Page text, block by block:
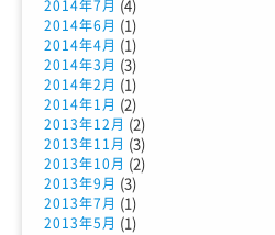
2014年7月 (4)
2014年6月 (1)
2014年4月 (1)
2014年3月 (3)
2014年2月 (1)
2014年1月 (2)
2013年12月 (2)
2013年11月 (3)
2013年10月 (2)
2013年9月 (3)
2013年7月 (1)
2013年5月 (1)